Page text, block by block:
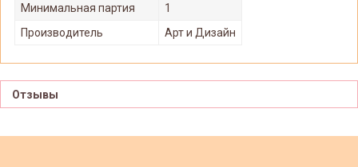
Минимальная партия
1
Производитель
Арт и Дизайн
Отзывы